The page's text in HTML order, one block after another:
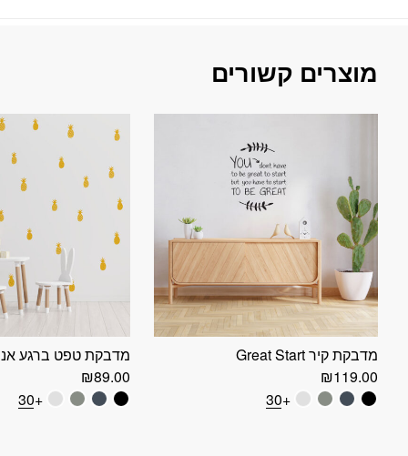
מוצרים קשורים
מדבקת קיר Great Start
₪119.00
+30
מדבקת טפט ברגע
₪89.00
+30